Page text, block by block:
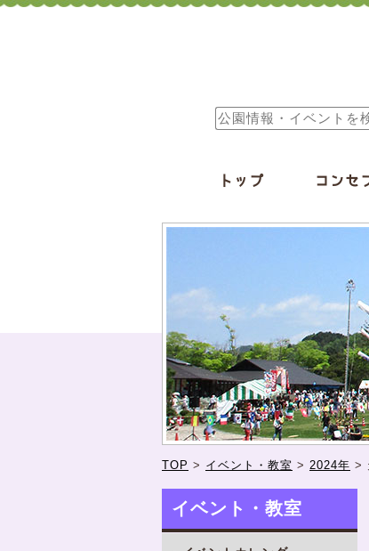
トップ コンセ
TOP > イベント・教室 > 2024年 >
イベント・教室